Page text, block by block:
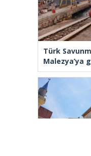
Türk
Malezya’ya